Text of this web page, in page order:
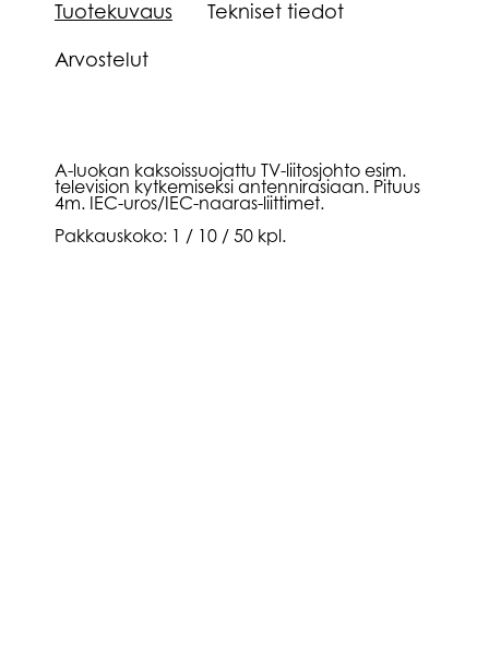
Tuotekuvaus
Tekniset tiedot
Arvostelut
A-luokan kaksoissuojattu TV-liitosjohto esim.
television kytkemiseksi antennirasiaan. Pituus
4m. IEC-uros/IEC-naaras-liittimet.
Pakkauskoko: 1 / 10 / 50 kpl.